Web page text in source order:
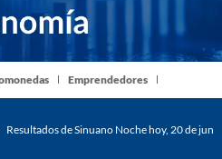
Emprendedores
Resultados de Sinuano Noche hoy, 20 de